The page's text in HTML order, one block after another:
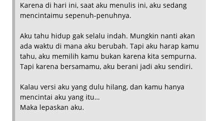
Karena di hari ini, saat aku menulis ini, aku sedang
mencintaimu sepenuh-penuhnya.
Aku tahu hidup gak selalu indah. Mungkin nanti akan
ada waktu di mana aku berubah. Tapi aku harap kamu
tahu, aku memilih kamu bukan karena kita sempurna.
Tapi karena bersamamu, aku berani jadi aku sendiri.
Kalau versi aku yang dulu hilang, dan kamu hanya
mencintai aku yang itu…
Maka lepaskan aku.